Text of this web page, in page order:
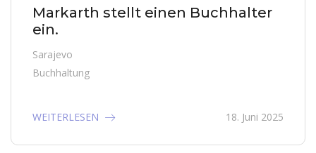
Markarth stellt einen Buchhalter
ein.
Sarajevo
Buchhaltung
WEITERLESEN 18. Juni 2025